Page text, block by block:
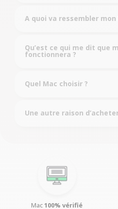
A quoi va ressembler mon
Qu’est ce qui me dit que
fonctionnera ?
Quel Mac choisir ?
Une autre raison
Mac100% vérifié